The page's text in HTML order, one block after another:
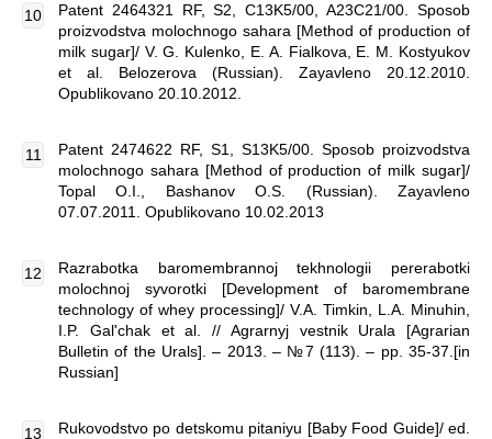
Patent 2464321 RF, S2, C13K5/00, A23C21/00. Sposob
proizvodstva molochnogo sahara [Method of production of
milk sugar]/ V. G. Kulenko, E. A. Fialkova, E. M. Kostyukov
et al. Belozerova (Russian). Zayavleno 20.12.2010.
Opublikovano 20.10.2012.
Patent 2474622 RF, S1, S13K5/00. Sposob proizvodstva
molochnogo sahara [Method of production of milk sugar]/
Topal O.I., Bashanov O.S. (Russian). Zayavleno
07.07.2011. Opublikovano 10.02.2013
Razrabotka baromembrannoj tekhnologii pererabotki
molochnoj syvorotki [Development of baromembrane
technology of whey processing]/ V.A. Timkin, L.A. Minuhin,
I.P. Gal'chak et al. // Agrarnyj vestnik Urala [Agrarian
Bulletin of the Urals]. – 2013. – №7 (113). – pp. 35-37.[in
Russian]
Rukovodstvo po detskomu pitaniyu [Baby Food Guide]/ ed.